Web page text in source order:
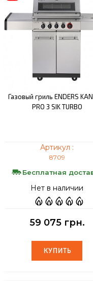
Газовый гриль ENDERS
PRO 3 SIK TURBO
Артикул :
8709
Бесплатная
Нет в наличии
59 075 грн.
КУПИТЬ
КУПИТЬ